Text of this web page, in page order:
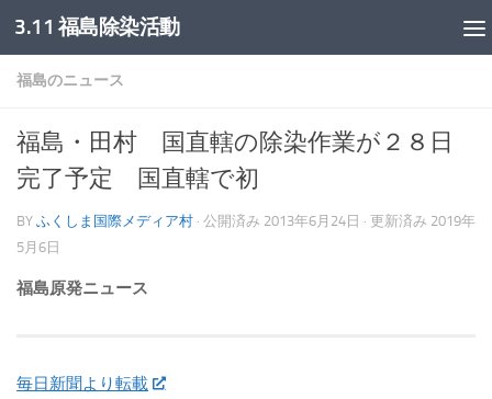
コンテンツへスキップ
3.11 福島除染活動
福島のニュース
福島・田村 国直轄の除染作業が２８日
完了予定 国直轄で初
BY ふくしま国際メディア村 · 公開済み 2013年6月24日 · 更新済み 2019年
5月6日
福島原発ニュース
毎日新聞より転載